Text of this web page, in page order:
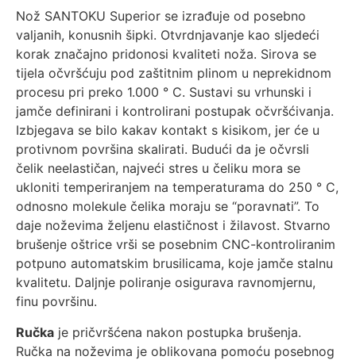
Nož SANTOKU Superior se izrađuje od posebno
valjanih, konusnih šipki. Otvrdnjavanje kao sljedeći
korak značajno pridonosi kvaliteti noža. Sirova se
tijela očvršćuju pod zaštitnim plinom u neprekidnom
procesu pri preko 1.000 ° C. Sustavi su vrhunski i
jamče definirani i kontrolirani postupak očvršćivanja.
Izbjegava se bilo kakav kontakt s kisikom, jer će u
protivnom površina skalirati. Budući da je očvrsli
čelik neelastičan, najveći stres u čeliku mora se
ukloniti temperiranjem na temperaturama do 250 ° C,
odnosno molekule čelika moraju se “poravnati”. To
daje noževima željenu elastičnost i žilavost. Stvarno
brušenje oštrice vrši se posebnim CNC-kontroliranim
potpuno automatskim brusilicama, koje jamče stalnu
kvalitetu. Daljnje poliranje osigurava ravnomjernu,
finu površinu.
Ručka je pričvršćena nakon postupka brušenja.
Ručka na noževima je oblikovana pomoću posebnog